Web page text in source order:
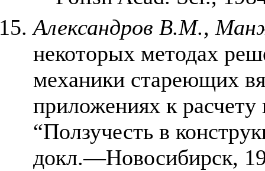
Александров В.М.,
некоторых методах
механики стареющих
приложениях к
“Ползучесть в
докл.—Новосибирск,